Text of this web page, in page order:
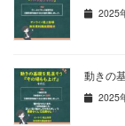
2025
動きの
2025